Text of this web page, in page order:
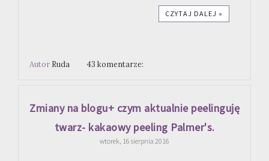
CZYTAJ DALEJ »
Autor Ruda 43 komentarze:
Zmiany na blogu+ czym aktualnie peelinguję
twarz- kakaowy peeling Palmer's.
wtorek, 16 sierpnia 2016